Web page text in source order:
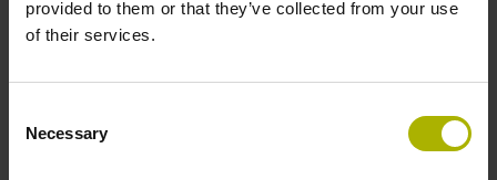
provided to them or that they’ve collected from your use
of their services.
Selection
Necessary